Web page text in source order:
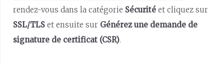
rendez-vous dans la catégorie Sécurité et cliquez sur
SSL/TLS et ensuite sur Générez une demande de
signature de certificat (CSR).